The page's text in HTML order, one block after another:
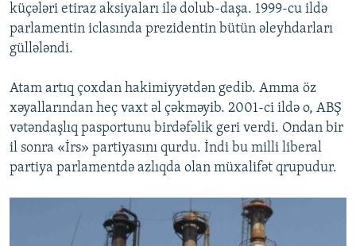
küçələri etiraz aksiyaları ilə dolub-daşa. 1999-cu ildə
parlamentin iclasında prezidentin bütün əleyhdarları
güllələndi.
Atam artıq çoxdan hakimiyyətdən gedib. Amma öz
xəyallarından heç vaxt əl çəkməyib. 2001-ci ildə o, ABŞ
vətəndaşlıq pasportunu birdəfəlik geri verdi. Ondan bir
il sonra «İrs» partiyasını qurdu. İndi bu milli liberal
partiya parlamentdə azlıqda olan müxalifət qrupudur.